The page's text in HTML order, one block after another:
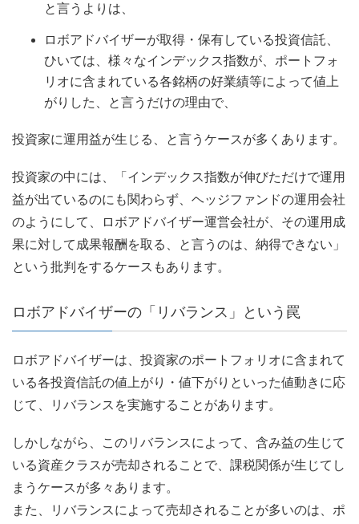
と言うよりは、
ロボアドバイザーが取得・保有している投資信託、
ひいては、様々なインデックス指数が、ポートフォ
リオに含まれている各銘柄の好業績等によって値上
がりした、と言うだけの理由で、
投資家に運用益が生じる、と言うケースが多くあります。
投資家の中には、「インデックス指数が伸びただけで運用
益が出ているのにも関わらず、ヘッジファンドの運用会社
のようにして、ロボアドバイザー運営会社が、その運用成
果に対して成果報酬を取る、と言うのは、納得できない」
という批判をするケースもあります。
ロボアドバイザーの「リバランス」という罠
ロボアドバイザーは、投資家のポートフォリオに含まれて
いる各投資信託の値上がり・値下がりといった値動きに応
じて、リバランスを実施することがあります。
しかしながら、このリバランスによって、含み益の生じて
いる資産クラスが売却されることで、課税関係が生じてし
まうケースが多々あります。
また、リバランスによって売却されることが多いのは、ポ